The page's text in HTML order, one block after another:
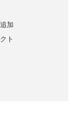
加
ト